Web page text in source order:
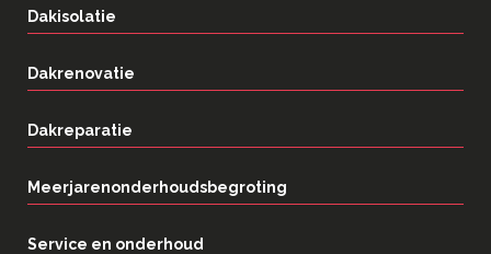
Dakisolatie
Dakrenovatie
Dakreparatie
Meerjarenonderhoudsbegroting
Service en onderhoud